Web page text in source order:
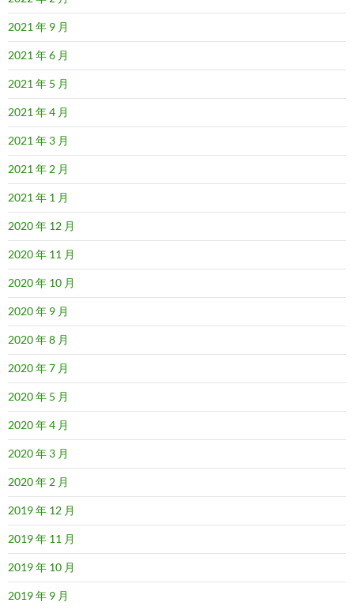
2021 年 9 月
2021 年 6 月
2021 年 5 月
2021 年 4 月
2021 年 3 月
2021 年 2 月
2021 年 1 月
2020 年 12 月
2020 年 11 月
2020 年 10 月
2020 年 9 月
2020 年 8 月
2020 年 7 月
2020 年 5 月
2020 年 4 月
2020 年 3 月
2020 年 2 月
2019 年 12 月
2019 年 11 月
2019 年 10 月
2019 年 9 月